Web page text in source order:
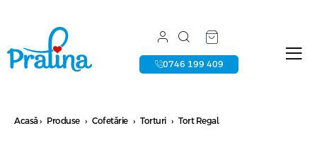
0746 199 409
Acasă› Produse › Cofetărie › Torturi › Tort Regal